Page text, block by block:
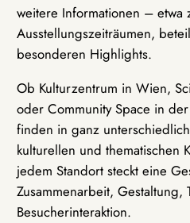
weitere Informationen – etwa
Ausstellungszeiträumen,
besonderen Highlights.
Ob Kulturzentrum in Wien,
oder Community Space in
finden in ganz
kulturellen und thematischen
jedem Standort steckt eine
Zusammenarbeit, Gestaltung,
Besucherinteraktion.